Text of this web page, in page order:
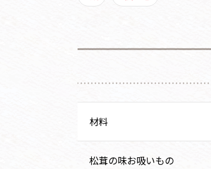
材料
松茸の味お吸いもの